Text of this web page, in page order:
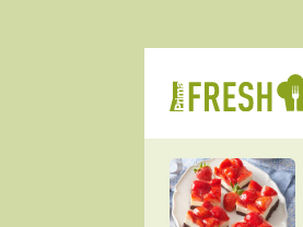
RYCHLOVKY